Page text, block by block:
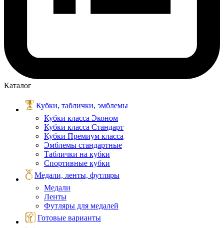
Каталог
Кубки, таблички, эмблемы
Кубки класса Эконом
Кубки класса Стандарт
Кубки Премиум класса
Эмблемы стандартные
Таблички на кубки
Спортивные кубки
Медали, ленты, футляры
Медали
Ленты
Футляры для медалей
Готовые варианты